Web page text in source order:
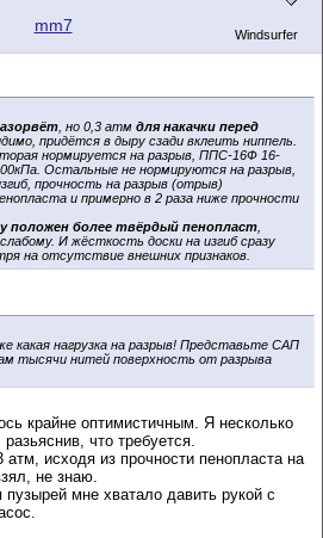
mm7 Windsurfer
, но 0,3 атм для накачки перед
придётся в дыру сзади вклеить ниппель.
нормируется на разрыв, ППС‑16Ф 16-
Остальные не нормируются на разрыв,
прочность на разрыв (отрыв)
и примерно в 2 раза ниже прочности
положен более твёрдый пенопласт
И жёсткость доски на изгиб сразу
на отсутствие внешних признаков.
какая нагрузка на разрыв! Представьте САП
тысячи нитей поверхность от разрыва
крайне оптимистичным. Я несколько
что требуется.
исходя из прочности пенопласта на
не знаю.
мне хватало давить рукой с